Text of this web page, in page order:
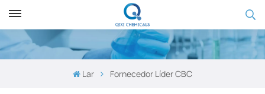
Lar Fornecedor Líder CBC